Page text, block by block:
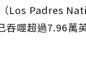
Los Padres
吞噬超過7.96萬